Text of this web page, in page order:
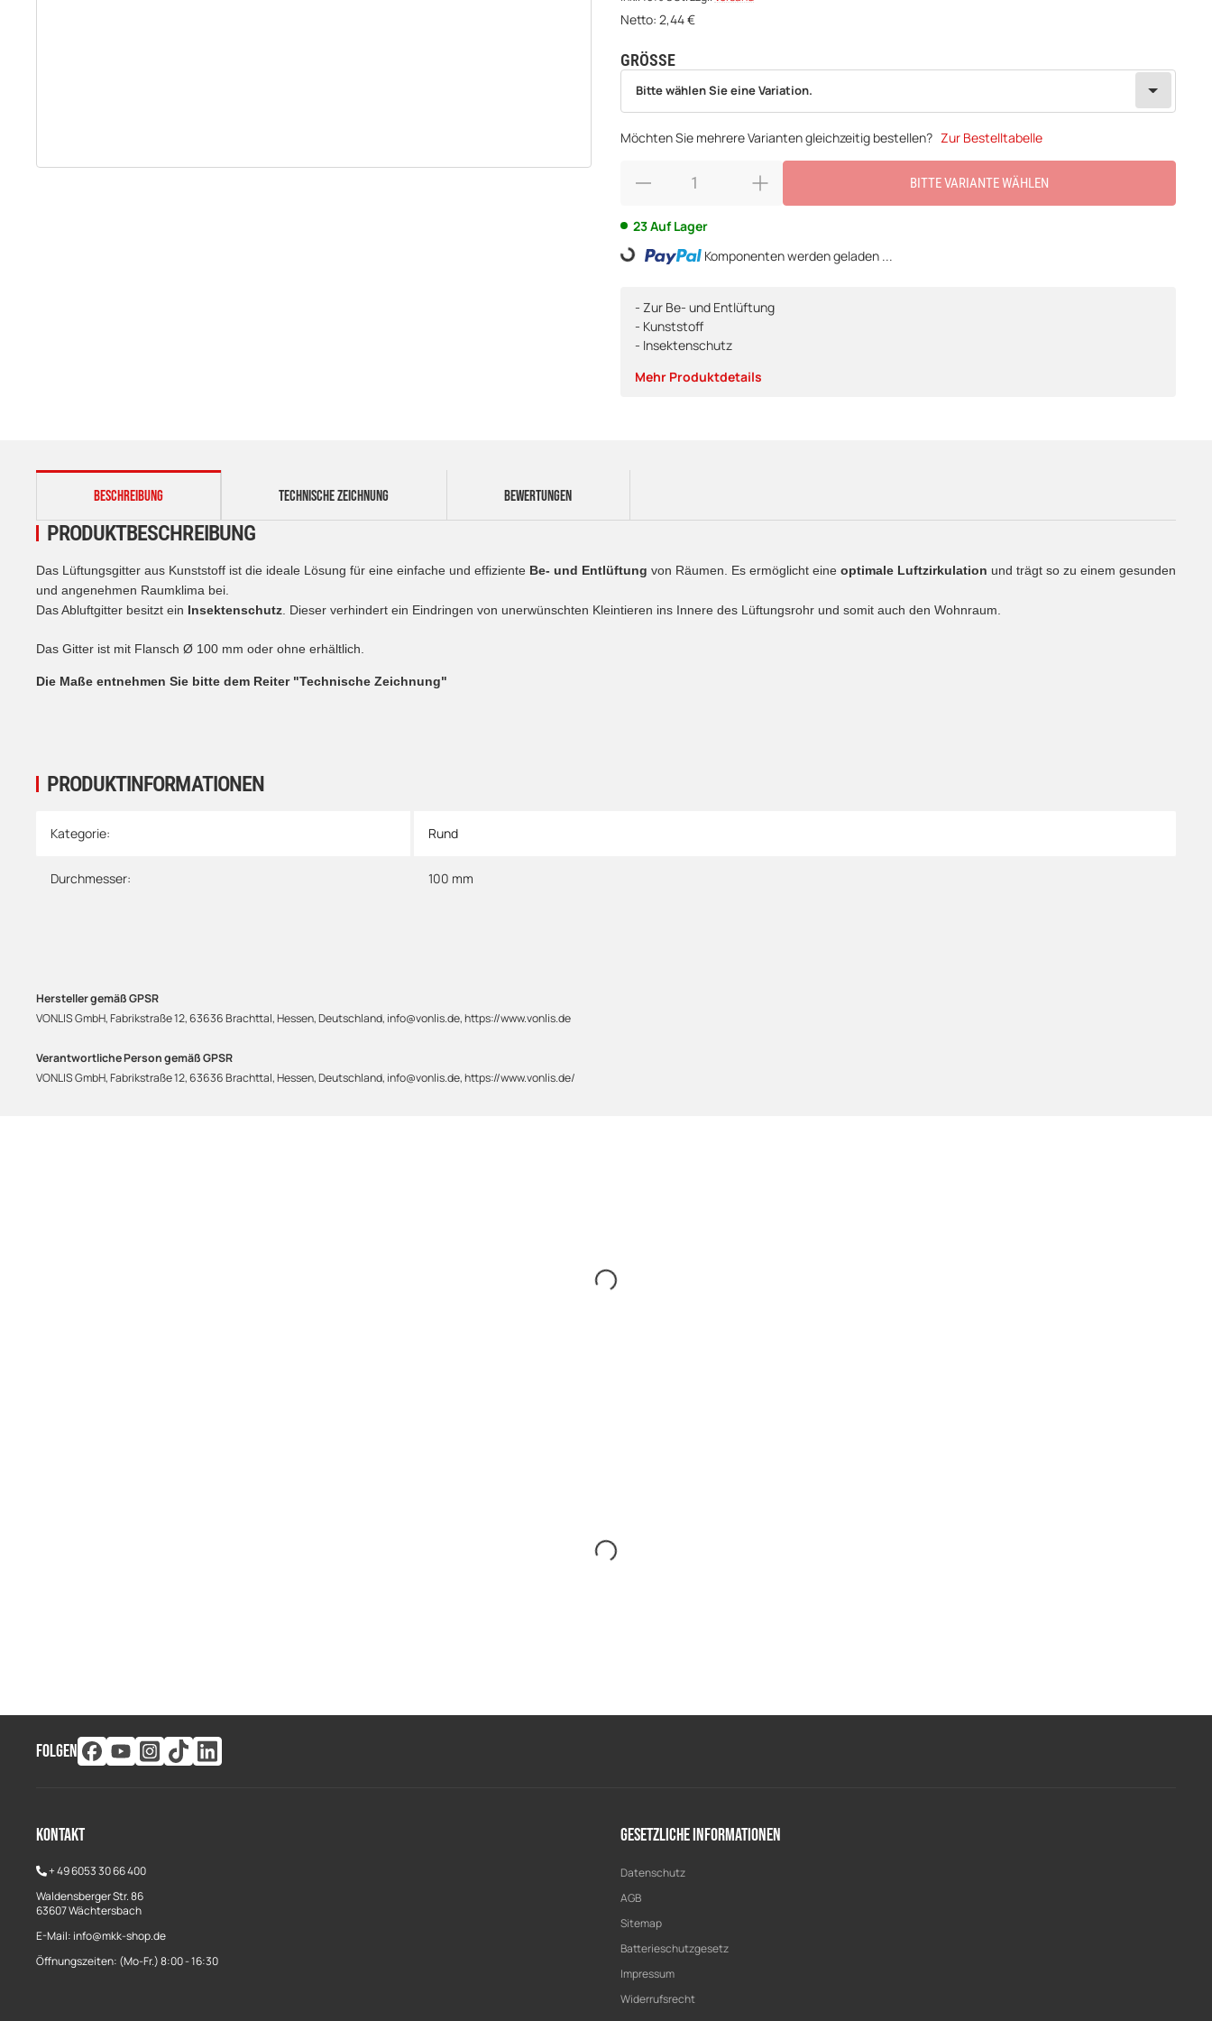
Netto: 2,44€
GRÖSSE
wählen
Bitte wählen Sie eine Variation.
Möchten Sie mehrere Varianten gleichzeitig bestellen? Zur Bestelltabelle
BITTE VARIANTE WÄHLEN
23 Auf Lager
Loading... Komponenten werden geladen ...
- Zur Be- und Entlüftung
- Kunststoff
- Insektenschutz
Mehr Produktdetails
weitere Registerkarten anzeigen
BESCHREIBUNG TECHNISCHE ZEICHNUNG BEWERTUNGEN
PRODUKTINFORMATIONEN
Produkteigenschaft
Wert
Kategorie: Rund
Durchmesser: 100 mm
PRODUKTBESCHREIBUNG
Das Lüftungsgitter aus Kunststoff ist die ideale Lösung für eine einfache und effiziente Be- und Entlüftung von Räumen. Es ermöglicht eine optimale Luftzirkulation und trägt so zu einem gesunden
und angenehmen Raumklima bei.
Das Abluftgitter besitzt ein Insektenschutz . Dieser verhindert ein Eindringen von unerwünschten Kleintieren ins Innere des Lüftungsrohr und somit auch den Wohnraum.
Das Gitter ist mit Flansch Ø 100 mm oder ohne erhältlich.
Die Maße entnehmen Sie bitte dem Reiter "Technische Zeichnung"
Hersteller gemäß GPSR
VONLIS GmbH, Fabrikstraße 12, 63636 Brachttal, Hessen, Deutschland, info@vonlis.de, https://www.vonlis.de
Verantwortliche Person gemäß GPSR
VONLIS GmbH, Fabrikstraße 12, 63636 Brachttal, Hessen, Deutschland, info@vonlis.de, https://www.vonlis.de/
FOLGEN
Kontakt
+49 6053 30 66 400
Waldensberger Str. 86
63607 Wächtersbach
E-Mail: info@mkk-shop.de
Öffnungszeiten: (Mo-Fr.) 8:00 - 16:30
Gesetzliche Informationen
Datenschutz
AGB
Sitemap
Batterieschutzgesetz
Impressum
Widerrufsrecht